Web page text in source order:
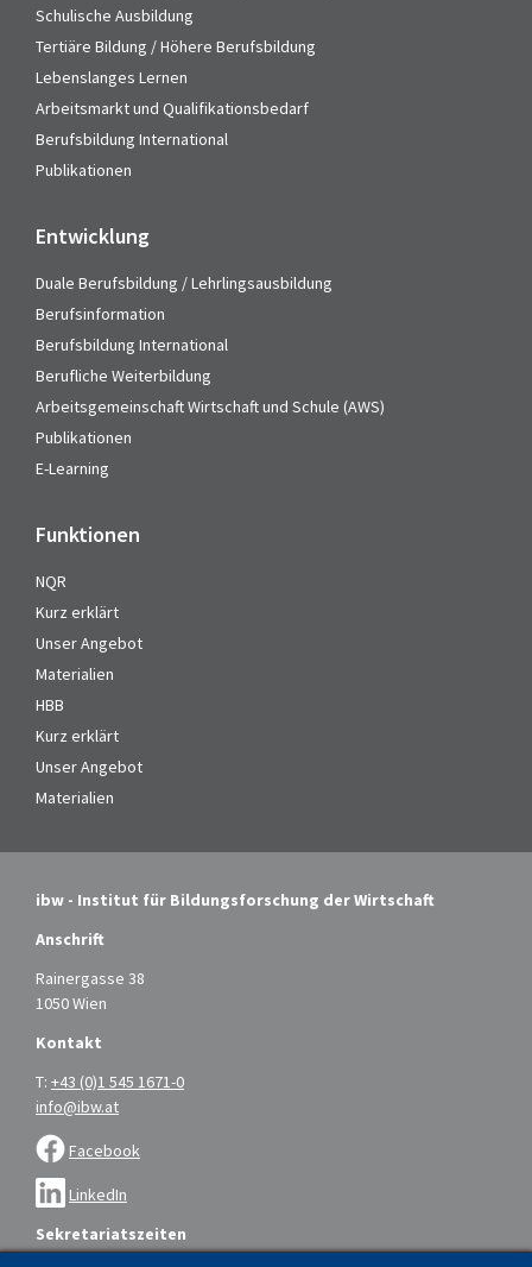
Schulische Ausbildung
Tertiäre Bildung / Höhere Berufsbildung
Lebenslanges Lernen
Arbeitsmarkt und Qualifikationsbedarf
Berufsbildung International
Publikationen
Entwicklung
Duale Berufsbildung / Lehrlingsausbildung
Berufsinformation
Berufsbildung International
Berufliche Weiterbildung
Arbeitsgemeinschaft Wirtschaft und Schule (AWS)
Publikationen
E-Learning
Funktionen
NQR
Kurz erklärt
Unser Angebot
Materialien
HBB
Kurz erklärt
Unser Angebot
Materialien
ibw - Institut für Bildungsforschung der Wirtschaft
Anschrift
Rainergasse 38
1050 Wien
Kontakt
T: +43 (0)1 545 1671-0
info@ibw.at
Facebook
LinkedIn
Sekretariatszeiten